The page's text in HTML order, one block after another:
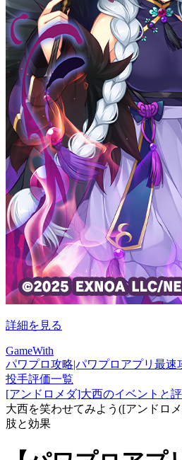
詳細を見る
GameWith
パワプロ攻略|パワプロアプリ最速
投手評価一覧
[アンドロメダ]大西のイベントと
大西を笑わせてみよう([アンドロ
肢と効果